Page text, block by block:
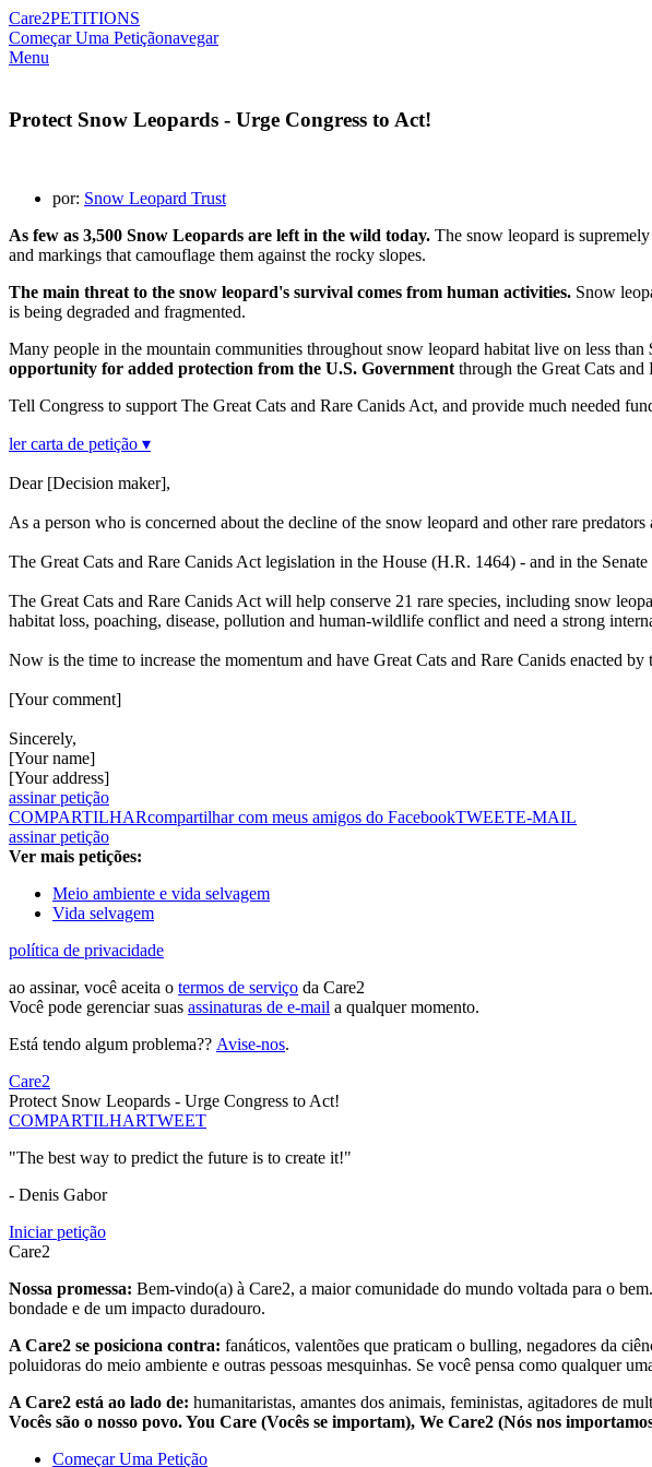
Care2PETITIONS
Começar Uma Petiçãonavegar
Menu
Protect Snow Leopards - Urge Congress to Act!
por: Snow Leopard Trust
As few as 3,500 Snow Leopards are left in the wild today. The snow leopard is
and markings that camouflage them against the rocky slopes.
The main threat to the snow leopard's survival comes from human activities. Snow
is being degraded and fragmented.
Many people in the mountain communities throughout snow leopard habitat live on less
opportunity for added protection from the U.S. Governmentthrough the Great Cats
Tell Congress to support The Great Cats and Rare Canids Act, and provide much needed
ler carta de petição ▾
Dear [Decision maker],
As a person who is concerned about the decline of the snow leopard and other rare
The Great Cats and Rare Canids Act legislation in the House (H.R. 1464) - and in the
The Great Cats and Rare Canids Act will help conserve 21 rare species, including snow
habitat loss, poaching, disease, pollution and human-wildlife conflict and need a strong
Now is the time to increase the momentum and have Great Cats and Rare Canids enacted
[Your comment]
Sincerely,
[Your name]
[Your address]
assinar petição
COMPARTILHARcompartilhar com meus amigos do FacebookTWEETE-MAIL
assinar petição
Ver mais petições:
Meio ambiente e vida selvagem
Vida selvagem
política de privacidade
ao assinar, você aceita o termos de serviço da Care2
Você pode gerenciar suas assinaturas de e-mail a qualquer momento.
Está tendo algum problema?? Avise-nos.
Care2
Protect Snow Leopards - Urge Congress to Act!
COMPARTILHARTWEET
"The best way to predict the future is to create it!"
- Denis Gabor
Iniciar petição
Care2
Nossa promessa: Bem-vindo(a) à Care2, a maior comunidade do mundo voltada para o
bondade e de um impacto duradouro.
A Care2 se posiciona contra: fanáticos, valentões que praticam o bulling, negadores da
poluidoras do meio ambiente e outras pessoas mesquinhas. Se você pensa como qualquer
A Care2 está ao lado de: humanitaristas, amantes dos animais, feministas, agitadores de
Vocês são o nosso povo. You Care (Vocês se importam), We Care2 (Nós nos
Começar Uma Petição